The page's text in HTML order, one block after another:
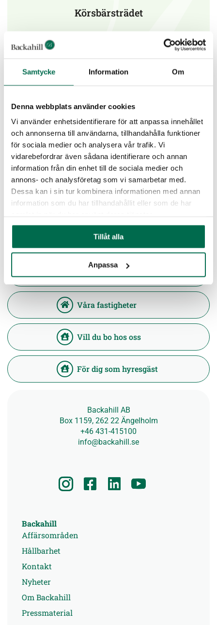
Samtycke Information Om
Denna webbplats använder cookies
Vi använder enhetsidentifierare för att anpassa innehållet
och annonserna till användarna, tillhandahålla funktioner
för sociala medier och analysera vår trafik. Vi
vidarebefordrar även sådana identifierare och annan
information från din enhet till de sociala medier och
annons- och analysföretag som vi samarbetar med.
Dessa kan i sin tur kombinera informationen med annan
information som du har tillhandahållit eller som de har
Tillåt alla
Anpassa
Körsbärsträdet
Kronodalen
Läs mer
Våra fastigheter
Vill du bo hos oss
För dig som hyresgäst
Backahill AB
Box 1159, 262 22 Ängelholm
+46 431-415100
info@backahill.se
Backahill
Affärsområden
Hållbarhet
Kontakt
Nyheter
Om Backahill
Pressmaterial